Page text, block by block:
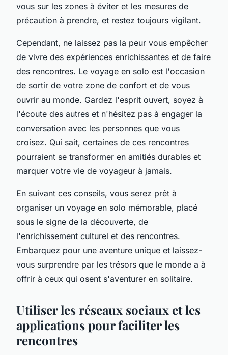
vous sur les zones à éviter et les mesures de
précaution à prendre, et restez toujours vigilant.
Cependant, ne laissez pas la peur vous empêcher
de vivre des expériences enrichissantes et de faire
des rencontres. Le voyage en solo est l'occasion
de sortir de votre zone de confort et de vous
ouvrir au monde. Gardez l'esprit ouvert, soyez à
l'écoute des autres et n'hésitez pas à engager la
conversation avec les personnes que vous
croisez. Qui sait, certaines de ces rencontres
pourraient se transformer en amitiés durables et
marquer votre vie de voyageur à jamais.
En suivant ces conseils, vous serez prêt à
organiser un voyage en solo mémorable, placé
sous le signe de la découverte, de
l'enrichissement culturel et des rencontres.
Embarquez pour une aventure unique et laissez-
vous surprendre par les trésors que le monde a à
offrir à ceux qui osent s'aventurer en solitaire.
Utiliser les réseaux sociaux et les
applications pour faciliter les
rencontres